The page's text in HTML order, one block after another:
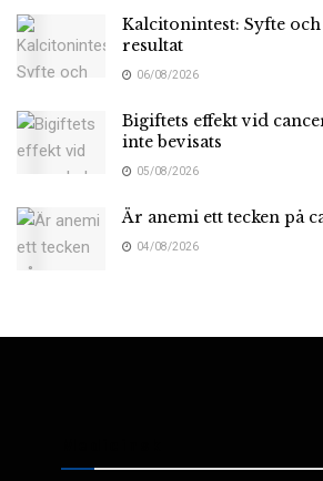
Kalcitonintest: Syfte
resultat
06/08/2026
Bigiftets effekt vid
inte bevisats
05/08/2026
Är anemi ett tecken på
04/08/2026